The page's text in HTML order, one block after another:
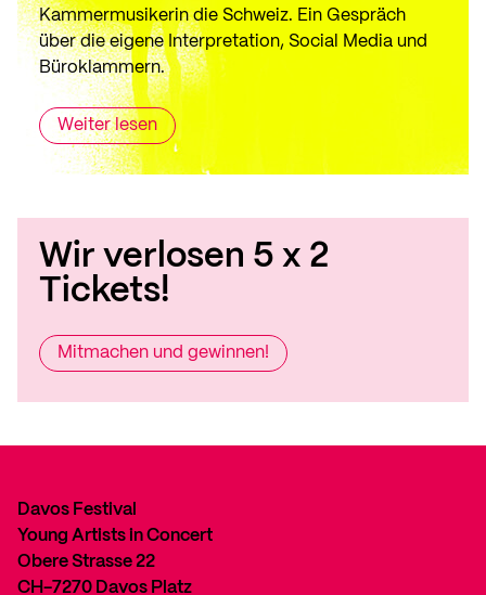
Kammermusikerin die Schweiz. Ein Gespräch
über die eigene Interpretation, Social Media und
Büroklammern.
Weiter lesen
Wir verlosen 5 x 2
Tickets!
Mitmachen und gewinnen!
Davos Festival
Young Artists in Concert
Obere Strasse 22
CH-7270 Davos Platz